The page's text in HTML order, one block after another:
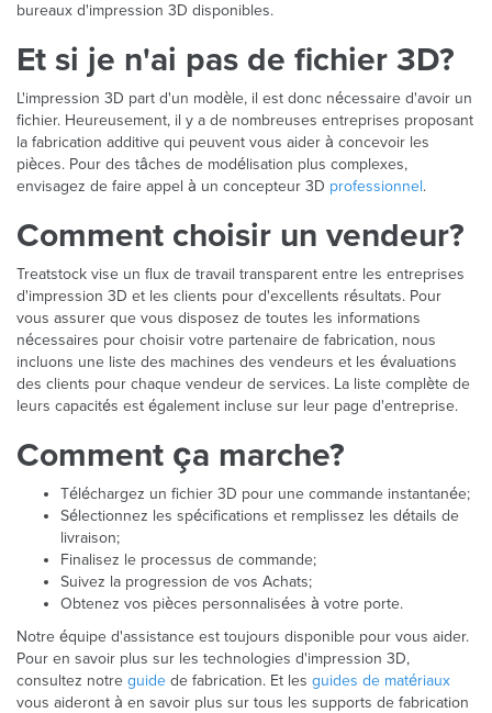
bureaux d'impression 3D disponibles.
Et si je n'ai pas de fichier 3D?
L'impression 3D part d'un modèle, il est donc nécessaire d'avoir un
fichier. Heureusement, il y a de nombreuses entreprises proposant
la fabrication additive qui peuvent vous aider à concevoir les
pièces. Pour des tâches de modélisation plus complexes,
envisagez de faire appel à un concepteur 3D professionnel.
Comment choisir un vendeur?
Treatstock vise un flux de travail transparent entre les entreprises
d'impression 3D et les clients pour d'excellents résultats. Pour
vous assurer que vous disposez de toutes les informations
nécessaires pour choisir votre partenaire de fabrication, nous
incluons une liste des machines des vendeurs et les évaluations
des clients pour chaque vendeur de services. La liste complète de
leurs capacités est également incluse sur leur page d'entreprise.
Comment ça marche?
Téléchargez un fichier 3D pour une commande instantanée;
Sélectionnez les spécifications et remplissez les détails de
livraison;
Finalisez le processus de commande;
Suivez la progression de vos Achats;
Obtenez vos pièces personnalisées à votre porte.
Notre équipe d'assistance est toujours disponible pour vous aider.
Pour en savoir plus sur les technologies d'impression 3D,
consultez notre guide de fabrication. Et les guides de matériaux
vous aideront à en savoir plus sur tous les supports de fabrication